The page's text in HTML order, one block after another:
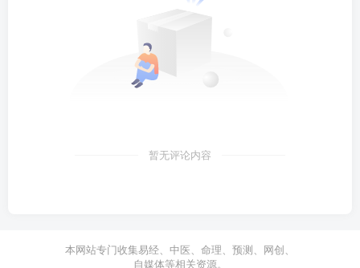
暂无评论内容
本网站专门收集易经、中医、命理、预测、网创、
自媒体等相关资源。